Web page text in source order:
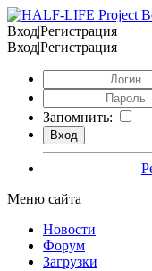
Вход|Регистрация
Вход|Регистрация
Запомнить:
Меню сайта
Новости
Форум
Загрузки